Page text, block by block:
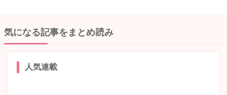
気になる記事をまとめ読み
人気連載